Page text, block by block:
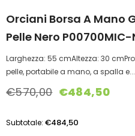
Orciani Borsa A Mano
Pelle Nero P00700MIC-
Larghezza: 55 cmAltezza: 30
pelle, portabile a mano, a spalla e...
€570,00 €484,50
Subtotale: €484,50